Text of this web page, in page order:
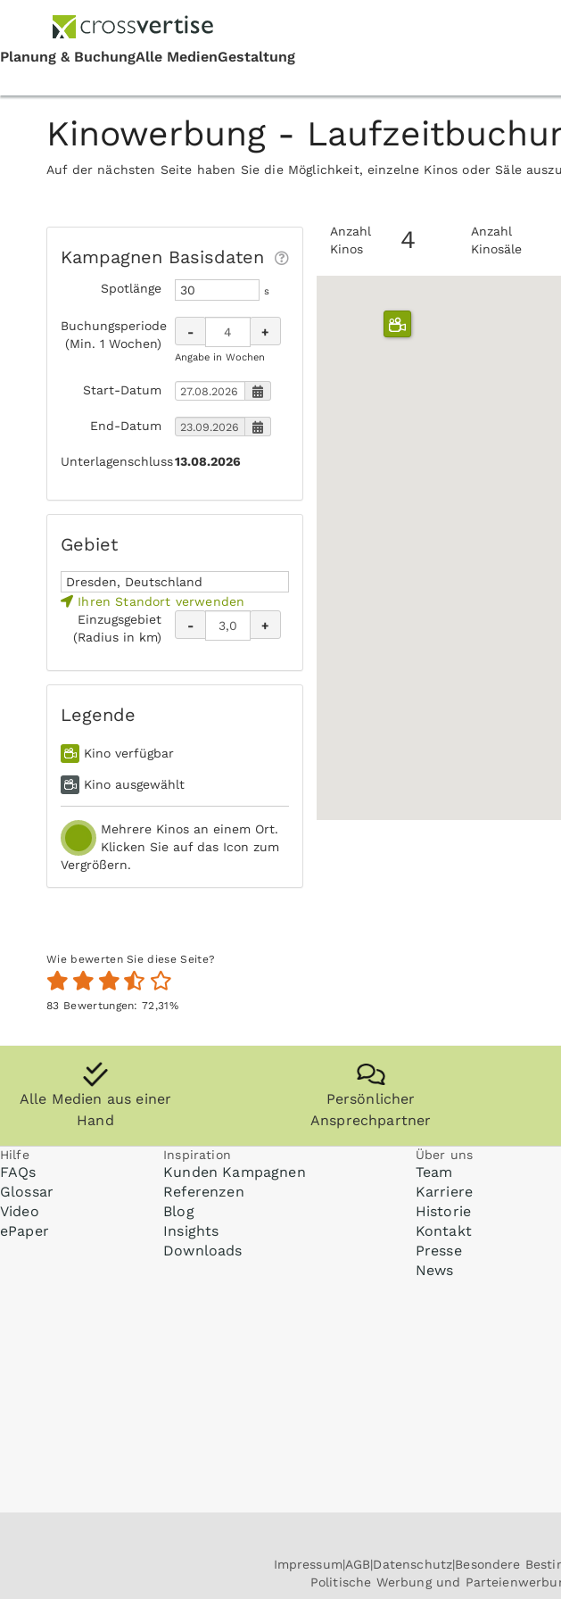
Kinowerbung -
Auf der nächsten Seite haben Sie die Möglichkeit, einzelne Kinos oder Säle
Kampagnen Basisdaten
Spotlänge s
Buchungsperiode
(Min. 1 Wochen)
- +
Angabe in Wochen
Start-Datum
End-Datum
Unterlagenschluss13.08.2026
Gebiet
Ihren Standort verwenden
Einzugsgebiet
(Radius in km)
- +
Legende
Kino verfügbar
Kino ausgewählt
Mehrere Kinos an einem Ort.
Klicken Sie auf das Icon zum
Vergrößern.
Anzahl
Kinos
4
Anzahl
Kinosäle
Wie bewerten Sie diese Seite?
83 Bewertungen:72,31%
Alle Medien aus einer
Hand
Persönlicher
Ansprechpartner
Hilfe
FAQs
Glossar
Video
ePaper
Inspiration
Kunden Kampagnen
Referenzen
Blog
Insights
Downloads
Über uns
Team
Karriere
Historie
Kontakt
Presse
News
Impressum AGB Datenschutz Besondere
Politische Werbung und